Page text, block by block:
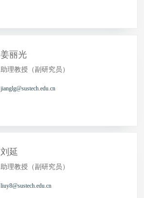
姜丽光
助理教授（副研究员）
jianglg@sustech.edu.cn
刘延
助理教授（副研究员）
liuy8@sustech.edu.cn